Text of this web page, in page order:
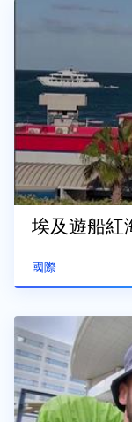
國際
埃及遊船紅